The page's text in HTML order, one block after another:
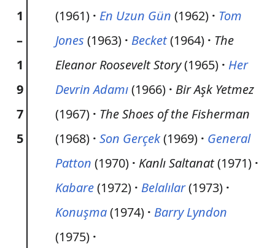
1
–
1
9
7
5
(1961)
En Uzun Gün (1962)
Tom
Jones (1963) Becket(1964)
The
Eleanor Roosevelt Story(1965)
Her
Devrin Adamı(1966)
Bir Aşk Yetmez
(1967)
The Shoes of the Fisherman
(1968) Son Gerçek(1969)
General
Patton (1970) Kanlı Saltanat(1971)
Kabare(1972) Belalılar(1973)
Konuşma(1974)
Barry Lyndon
(1975)